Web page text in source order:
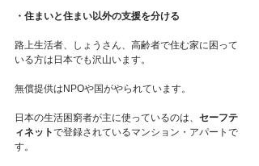
・住まいと住まい以外の支援を分ける
路上生活者、しょうさん、高齢者で住む家に困って
いる方は日本でも沢山います。
無償提供はNPOや国がやられています。
日本の生活困窮者が主に使っているのは、 セーフテ
ィネットで登録されているマンション・アパートで
す。